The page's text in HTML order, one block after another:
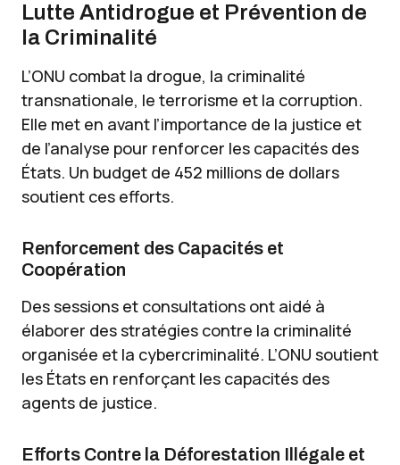
Lutte Antidrogue et Prévention de
la Criminalité
L’ONU combat la drogue, la criminalité
transnationale, le terrorisme et la corruption.
Elle met en avant l’importance de la justice et
de l’analyse pour renforcer les capacités des
États. Un budget de 452 millions de dollars
soutient ces efforts.
Renforcement des Capacités et
Coopération
Des sessions et consultations ont aidé à
élaborer des stratégies contre la criminalité
organisée et la cybercriminalité. L’ONU soutient
les États en renforçant les capacités des
agents de justice.
Efforts Contre la Déforestation Illégale et